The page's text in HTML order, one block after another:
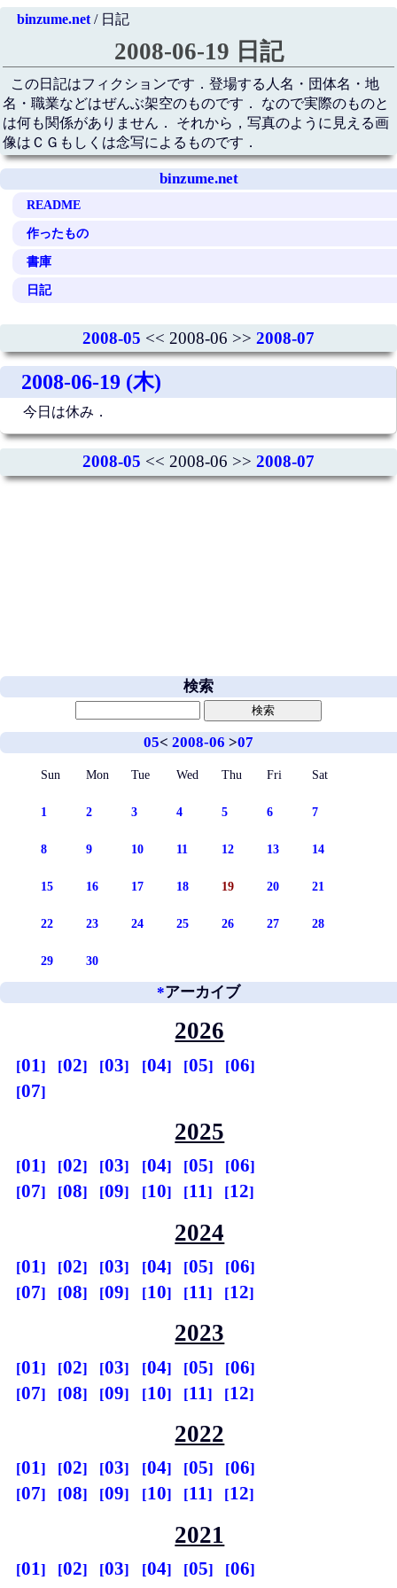
binzume.net/ 日記
2008-06-19 日記
この日記はフィクションです．登場する人名・団体名・地
名・職業などはぜんぶ架空のものです． なので実際のものと
は何も関係がありません． それから，写真のように見える画
像はＣＧもしくは念写によるものです．
binzume.net
README
作ったもの
書庫
日記
2008-05 << 2008-06 >> 2008-07
2008-06-19 (木)
今日は休み．
2008-05 << 2008-06 >> 2008-07
検索
05< 2008-06 >07
Sun Mon Tue Wed Thu Fri Sat
1 2 3 4 5 6 7
8 9 10 11 12 13 14
15 16 17 18 19 20 21
22 23 24 25 26 27 28
29 30
*アーカイブ
2026
01 02 03 04 05
06
07
2025
01 02 03 04 05
06
07
08 09 10 11 12
2024
01 02 03 04 05
06
07
08 09 10 11 12
2023
01 02 03 04 05
06
07
08 09 10 11 12
2022
01 02 03 04 05
06
07
08 09 10 11 12
2021
01 02 03 04 05
06